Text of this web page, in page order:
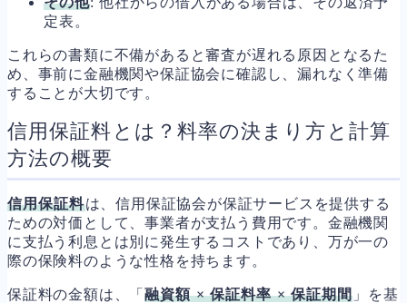
定表。
これらの書類に不備があると審査が遅れる原因となるた
め、事前に金融機関や保証協会に確認し、漏れなく準備
することが大切です。
信用保証料とは？料率の決まり方と計算
方法の概要
信用保証料は、信用保証協会が保証サービスを提供する
ための対価として、事業者が支払う費用です。金融機関
に支払う利息とは別に発生するコストであり、万が一の
際の保険料のような性格を持ちます。
保証料の金額は、「融資額 × 保証料率 × 保証期間 」を基